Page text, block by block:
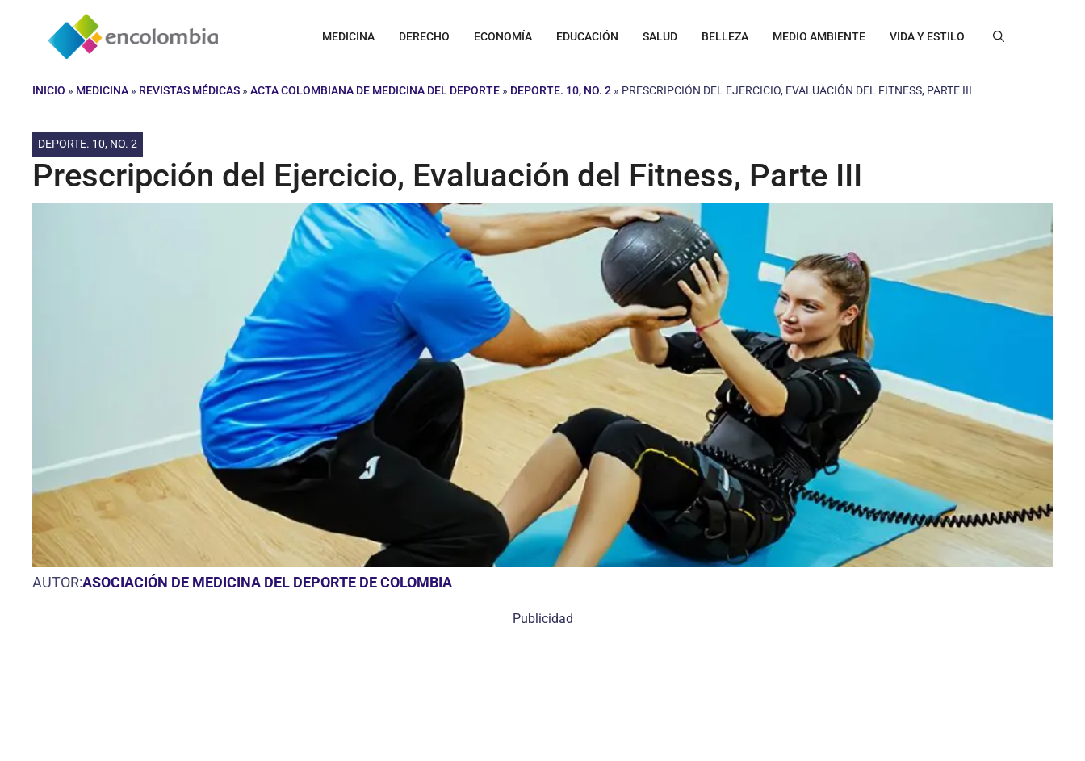
contenido
MEDICINA DERECHO ECONOMÍA EDUCACIÓN SALUD BELLEZA MEDIO AMBIENTE VIDA Y ESTILO
INICIO » MEDICINA » REVISTAS MÉDICAS » ACTA COLOMBIANA DE MEDICINA DEL DEPORTE » DEPORTE. 10, NO. 2 » PRESCRIPCIÓN DEL EJERCICIO, EVALUACIÓN DEL FITNESS, PARTE III
DEPORTE. 10, NO. 2
Prescripción del Ejercicio, Evaluación del Fitness, Parte III
AUTOR:ASOCIACIÓN DE MEDICINA DEL DEPORTE DE COLOMBIA
Publicidad